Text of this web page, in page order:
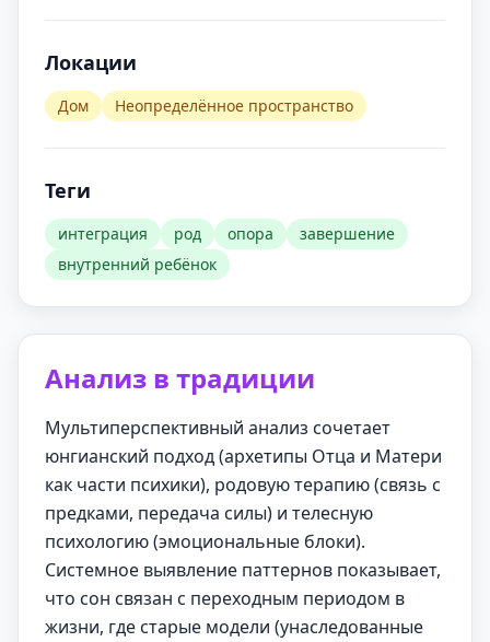
Локации
Дом Неопределённое пространство
Теги
интеграция род опора
завершение
внутренний ребёнок
Анализ в традиции
Мультиперспективный анализ сочетает
юнгианский подход (архетипы Отца и Матери
как части психики), родовую терапию (связь с
предками, передача силы) и телесную
психологию (эмоциональные блоки).
Системное выявление паттернов показывает,
что сон связан с переходным периодом в
жизни, где старые модели (унаследованные